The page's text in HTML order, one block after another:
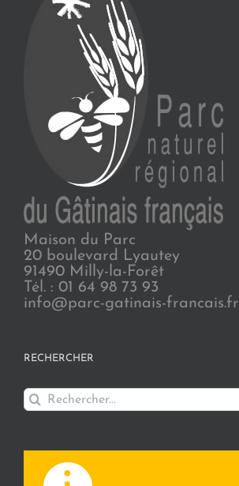
Maison du Parc
20 boulevard Lyautey
91490 Milly-la-Forêt
Tél. : 01 64 98 73 93
info@parc-gatinais-francais.fr
RECHERCHER
Rechercher: